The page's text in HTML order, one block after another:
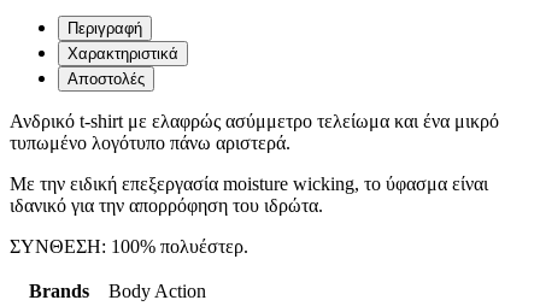
Περιγραφή
Χαρακτηριστικά
Αποστολές
Ανδρικό t-shirt με ελαφρώς ασύμμετρο τελείωμα και ένα μικρό
τυπωμένο λογότυπο πάνω αριστερά.
Με την ειδική επεξεργασία moisture wicking, το ύφασμα είναι
ιδανικό για την απορρόφηση του ιδρώτα.
ΣΥΝΘΕΣΗ: 100% πολυέστερ.
Brands
Body Action